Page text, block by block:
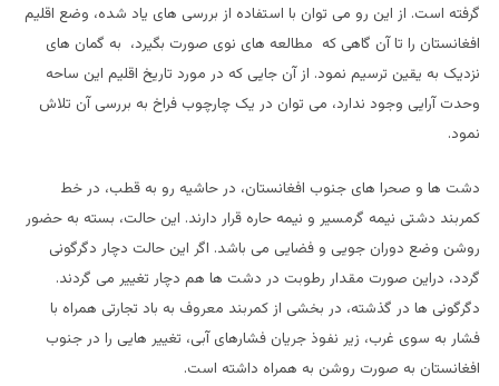
گرفته است. از این رو می توان با استفاده از بررسی های یاد شده، وضع اقلیم
افغانستان را تا آن گاهی که مطالعه های نوی صورت بگیرد، به گمان های
نزدیک به یقین ترسیم نمود. از آن جایی که در مورد تاریخ اقلیم این ساحه
وحدت آرایی وجود ندارد، می توان در یک چارچوب فراخ به بررسی آن تلاش
نمود.
دشت ها و صحرا های جنوب افغانستان، در حاشیه رو به قطب، در خط
کمربند دشتی نیمه گرمسیر و نیمه حاره قرار دارند. این حالت، بسته به حضور
روشن وضع دوران جویی و فضایی می باشد. اگر این حالت دچار دگرگونی
گردد، دراین صورت مقدار رطوبت در دشت ها هم دچار تغییر می گردند.
دگرگونی ها در گذشته، در بخشی از کمربند معروف به باد تجارتی همراه با
فشار به سوی غرب، زیر نفوذ جریان فشارهای آبی، تغییر هایی را در جنوب
افغانستان به صورت روشن به همراه داشته است.